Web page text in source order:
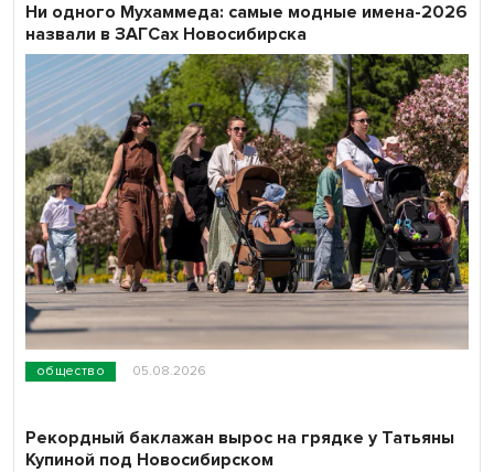
общество 05.08.2026
Ни одного Мухаммеда: самые модные имена-2026
назвали в ЗАГСах Новосибирска
Рекордный баклажан вырос на грядке у Татьяны
Купиной под Новосибирском